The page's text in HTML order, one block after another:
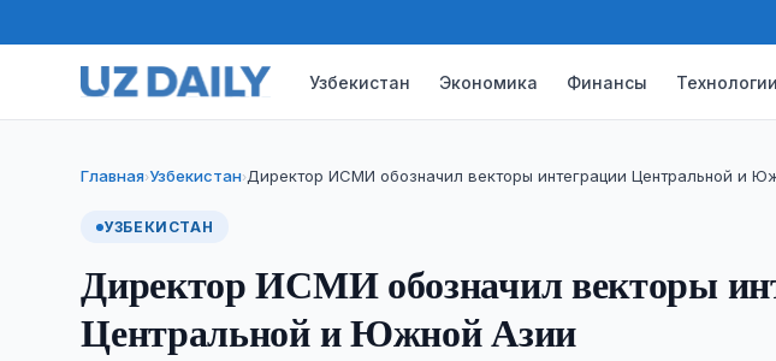
Узбекистан Экономика Финансы Технологии
Главная›Узбекистан›Директор ИСМИ обозначил векторы интеграции Центральной и
УЗБЕКИСТАН
Директор ИСМИ обозначил векторы
Центральной и Южной Азии